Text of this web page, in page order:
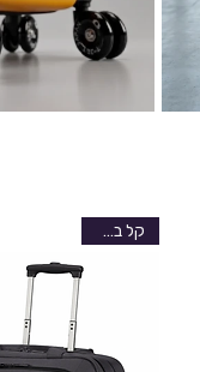
קל במיוחד